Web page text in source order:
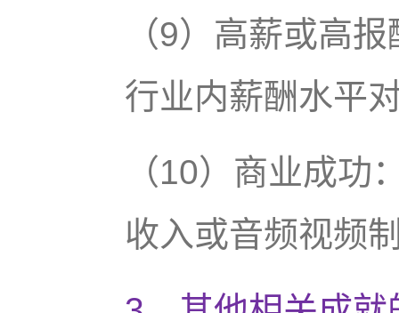
（9）高薪或高
行业内薪酬水平
（10）商业成功
收入或音频视频